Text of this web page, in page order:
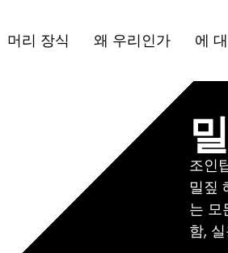
머리 장식 왜 우리인가 에
조인
밀짚
는 모
함,